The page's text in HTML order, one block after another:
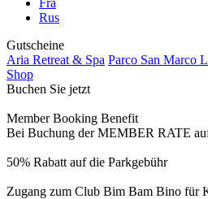
Fra
Rus
Gutscheine
Aria Retreat & Spa Parco San Marco
Shop
Buchen Sie jetzt
Member Booking Benefit
Bei Buchung der MEMBER RATE auf
50% Rabatt auf die Parkgebühr
Zugang zum Club Bim Bam Bino für